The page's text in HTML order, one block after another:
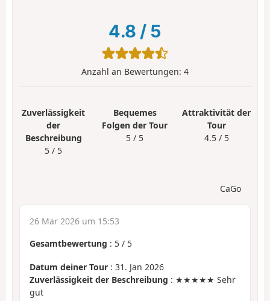
4.8 / 5
Anzahl an Bewertungen: 4
Zuverlässigkeit
der
Beschreibung
5 / 5
Bequemes
Folgen der Tour
5 / 5
Attraktivität der
Tour
4.5 / 5
CaGo
26 Mär 2026 um 15:53
Gesamtbewertung : 5 / 5
Datum deiner Tour : 31. Jan 2026
Zuverlässigkeit der Beschreibung : ★★★★★ Sehr
gut